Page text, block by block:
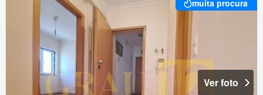
muita procura
Ver foto